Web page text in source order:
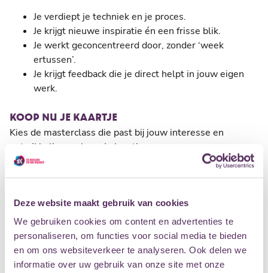
Deze website maakt gebruik van cookies
We gebruiken cookies om content en advertenties te
personaliseren, om functies voor social media te bieden
en om ons websiteverkeer te analyseren. Ook delen we
informatie over uw gebruik van onze site met onze
Je verdiept je techniek en je proces.
Je krijgt nieuwe inspiratie én een frisse blik.
Je werkt geconcentreerd door, zonder ‘week
ertussen’.
Je krijgt feedback die je direct helpt in jouw eigen
werk.
KOOP NU JE KAARTJE
Kies de masterclass die past bij jouw interesse en
ontwikkeling en koop je kaartje.
Tip: wacht niet te lang! Er is beperkt plaats.
VEELGESTELDE VRAGEN
Hoe meld je je aan?